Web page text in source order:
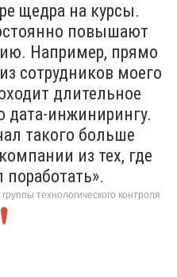
щедра на курсы.
повышают
Например, прямо
сотрудников моего
длительное
дата-инжинирингу.
такого больше
из тех, где
поработать».
технологического контроля